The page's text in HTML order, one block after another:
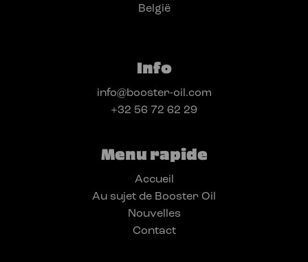
België
Info
info@booster-oil.com
+32 56 72 62 29
Menu rapide
Accueil
Au sujet de Booster Oil
Nouvelles
Contact